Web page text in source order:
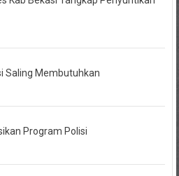
Saling Membutuhkan
Program Polisi